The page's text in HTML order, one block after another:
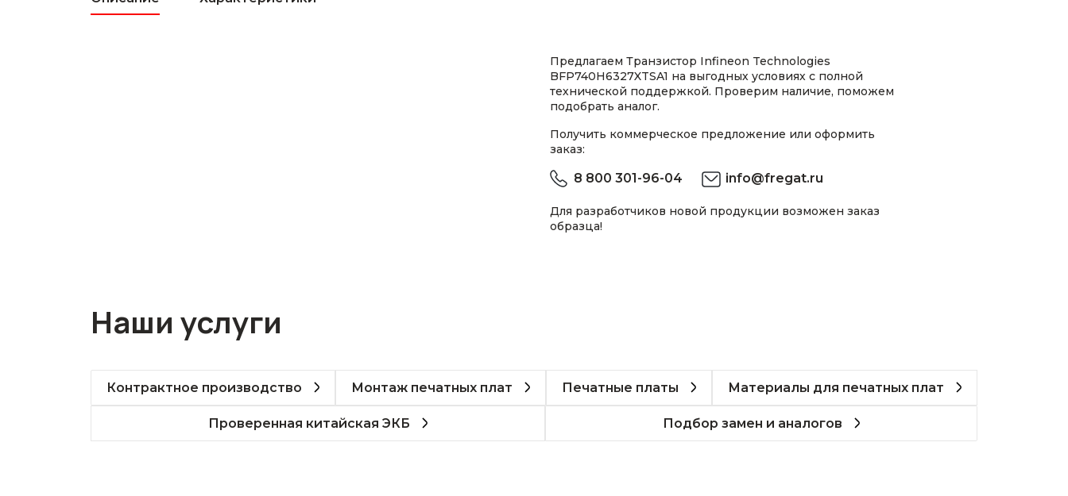
Предлагаем Транзистор Infineon Technologies
BFP740H6327XTSA1 на выгодных условиях с полной
технической поддержкой. Проверим наличие, поможем
подобрать аналог.
Получить коммерческое предложение или оформить
заказ:
8 800 301-96-04 info@fregat.ru
Для разработчиков новой продукции возможен заказ
образца!
Наши услуги
Контрактное производство Монтаж печатных плат Печатные платы Материалы для печатных плат
Проверенная китайская ЭКБ Подбор замен и аналогов